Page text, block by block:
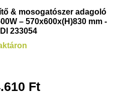
& mosogatószer adagoló
– 570x600x(H)830 mm -
233054
Ft